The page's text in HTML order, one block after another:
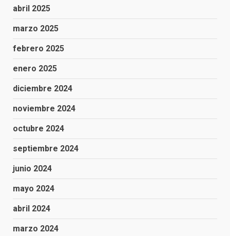
abril 2025
marzo 2025
febrero 2025
enero 2025
diciembre 2024
noviembre 2024
octubre 2024
septiembre 2024
junio 2024
mayo 2024
abril 2024
marzo 2024